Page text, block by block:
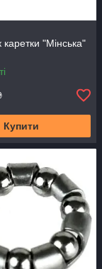
"Мінська"
Купити